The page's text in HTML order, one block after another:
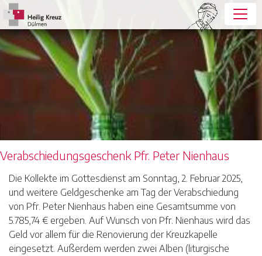
Verabschiedungsgeschenk Pfr. Peter Nienhaus
Die Kollekte im Gottesdienst am Sonntag, 2. Februar 2025,
und weitere Geldgeschenke am Tag der Verabschiedung
von Pfr. Peter Nienhaus haben eine Gesamtsumme von
5.785,74 € ergeben. Auf Wunsch von Pfr. Nienhaus wird das
Geld vor allem für die Renovierung der Kreuzkapelle
eingesetzt. Außerdem werden zwei Alben (liturgische